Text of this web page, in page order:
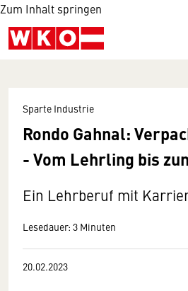
Zum Inhalt springen
Sparte Industrie
Rondo Gahnal:
- Vom Lehrling bis
Ein Lehrberuf mit
Lesedauer: 3 Minuten
20.02.2023